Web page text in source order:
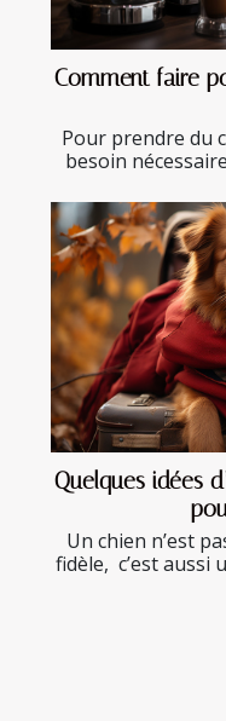
Comment faire
Pour prendre du
besoin
Quelques idées
Un chien n’est
fidèle, c’est aussi